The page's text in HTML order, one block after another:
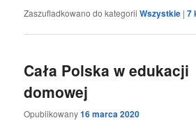
Zaszufladkowano do kategorii Wszystkie |7
Cała Polska w edukacji
domowej
Opublikowany16 marca 2020